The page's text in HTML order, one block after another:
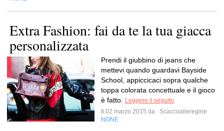
Extra Fashion: fai da te la tua giacca
personalizzata
Prendi il giubbino di jeans che
mettevi quando guardavi Bayside
School, appiccicaci sopra qualche
toppa colorata concettuale e il gioco
è fatto.
Leggere il seguito
Il 02 marzo 2015 da
Scaccoalleregine
NONE